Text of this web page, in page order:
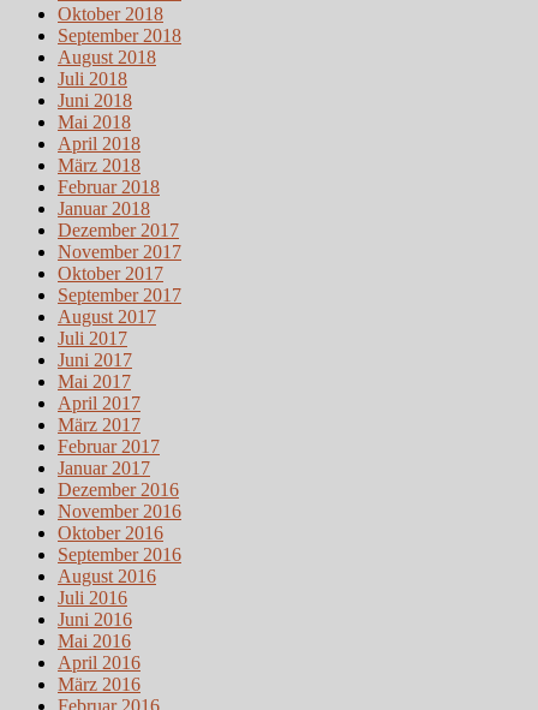
Oktober 2018
September 2018
August 2018
Juli 2018
Juni 2018
Mai 2018
April 2018
März 2018
Februar 2018
Januar 2018
Dezember 2017
November 2017
Oktober 2017
September 2017
August 2017
Juli 2017
Juni 2017
Mai 2017
April 2017
März 2017
Februar 2017
Januar 2017
Dezember 2016
November 2016
Oktober 2016
September 2016
August 2016
Juli 2016
Juni 2016
Mai 2016
April 2016
März 2016
Februar 2016